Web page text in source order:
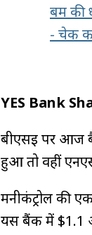
बम की
- चेक
YES Bank
बीएसई पर आज
हुआ तो वहीं
मनीकंट्रोल की
यस बैंक में $1.1